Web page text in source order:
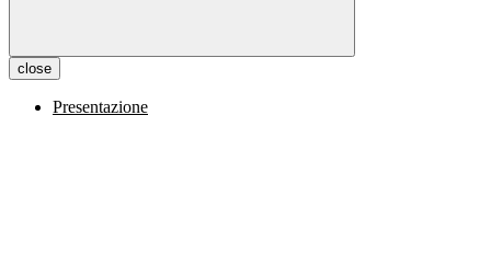
close
Presentazione